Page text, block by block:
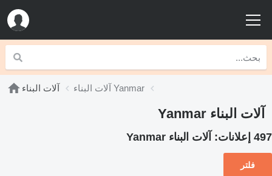
آلات البناء آلات البناء Yanmar
آلات البناء Yanmar
497 إعلانات: آلات البناء Yanmar
فلتر